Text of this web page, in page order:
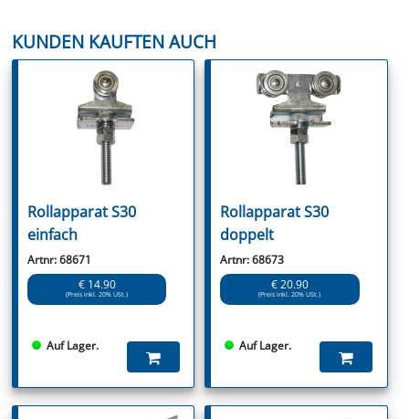
KUNDEN KAUFTEN AUCH
Rollapparat S30
einfach
Artnr: 68671
€ 14.90
(Preis inkl. 20% USt.)
Auf Lager.
Rollapparat S30
doppelt
Artnr: 68673
€ 20.90
(Preis inkl. 20% USt.)
Auf Lager.